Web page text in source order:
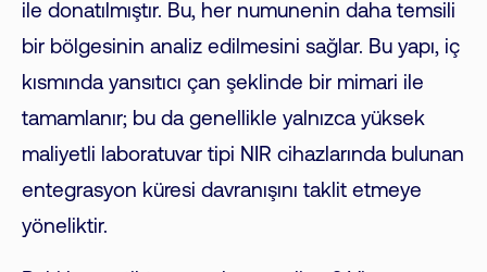
ile donatılmıştır. Bu, her numunenin daha temsili
bir bölgesinin analiz edilmesini sağlar. Bu yapı, iç
kısmında yansıtıcı çan şeklinde bir mimari ile
tamamlanır; bu da genellikle yalnızca yüksek
maliyetli laboratuvar tipi NIR cihazlarında bulunan
entegrasyon küresi davranışını taklit etmeye
yöneliktir.